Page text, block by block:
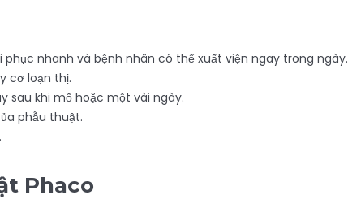
nhanh và bệnh nhân có thể xuất viện ngay trong ngày.
cơ loạn thị.
sau khi mổ hoặc một vài ngày.
phẫu thuật.
Phaco